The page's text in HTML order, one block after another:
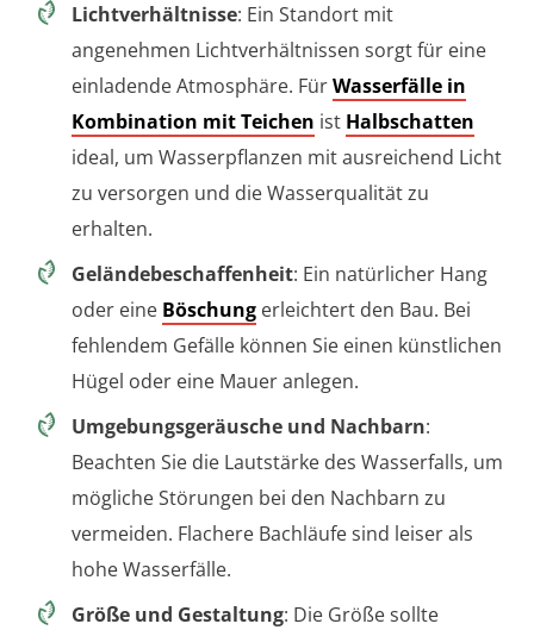
Lichtverhältnisse: Ein Standort mit
angenehmen Lichtverhältnissen sorgt für eine
einladende Atmosphäre. FürWasserfälle in
Kombination mit Teichen ist Halbschatten
ideal, um Wasserpflanzen mit ausreichend Licht
zu versorgen und die Wasserqualität zu
erhalten.
Geländebeschaffenheit: Ein natürlicher Hang
oder eine Böschung erleichtert den Bau. Bei
fehlendem Gefälle können Sie einen künstlichen
Hügel oder eine Mauer anlegen.
Umgebungsgeräusche und Nachbarn:
Beachten Sie die Lautstärke des Wasserfalls, um
mögliche Störungen bei den Nachbarn zu
vermeiden. Flachere Bachläufe sind leiser als
hohe Wasserfälle.
Größe und Gestaltung: Die Größe sollte